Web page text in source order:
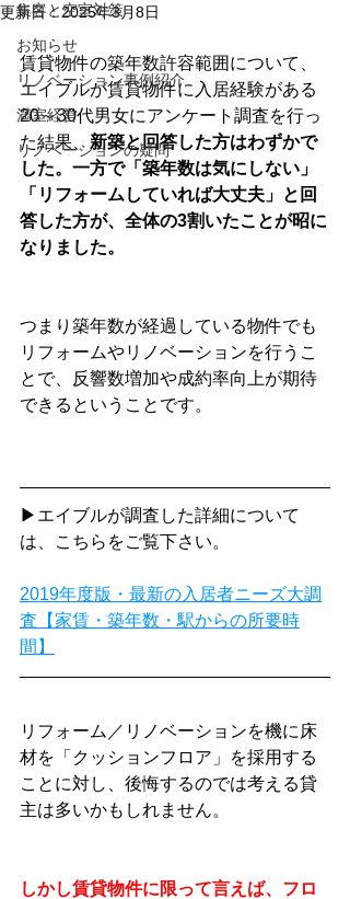
集客と空室対策
お知らせ
リノベーション事例紹介
満室経営
リノベーションの疑問
更新日：2025年3月8日
賃貸物件の築年数許容範囲について、
エイブルが賃貸物件に入居経験がある
20～30代男女にアンケート調査を行っ
た結果、 新築と回答した方はわずかで
した。一方で「築年数は気にしない」
「リフォームしていれば大丈夫」と回
答した方が、全体の3割いたことが昭に
なりました。
つまり築年数が経過している物件でも
リフォームやリノベーションを行うこ
とで、反響数増加や成約率向上が期待
できるということです。
▶エイブルが調査した詳細について
は、こちらをご覧下さい。
2019年度版・最新の入居者ニーズ大調
査【家賃・築年数・駅からの所要時
間】
リフォーム／リノベーションを機に床
材を「クッションフロア」を採用する
ことに対し、後悔するのでは考える貸
主は多いかもしれません。
しかし賃貸物件に限って言えば、フロ